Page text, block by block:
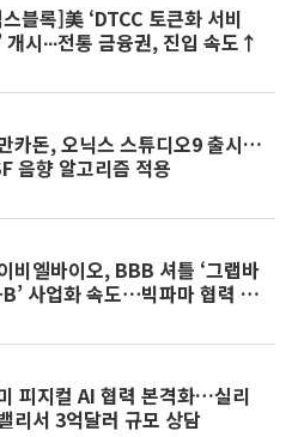
블록]美 ‘DTCC 토큰화 서비
개시∙∙∙전통 금융권, 진입 속도↑
카돈, 오닉스 스튜디오9 출시…
음향 알고리즘 적용
비엘바이오, BBB 셔틀 ‘그랩바
사업화 속도⋯빅파마 협력 확
피지컬 AI 협력 본격화…실리
리서 3억달러 규모 상담